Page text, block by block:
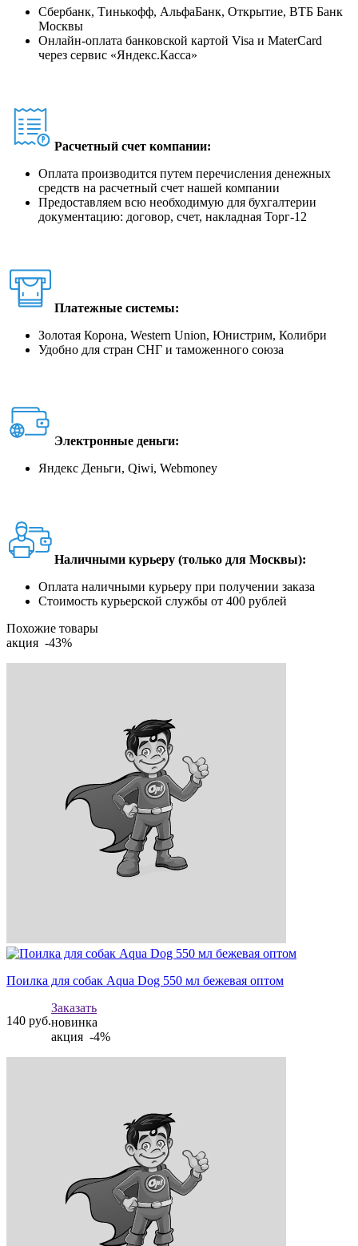
Сбербанк, Тинькофф, АльфаБанк, Открытие, ВТБ Банк
Москвы
Онлайн-оплата банковской картой Visa и MaterCard
через сервис «Яндекс.Касса»
Расчетный счет компании:
Оплата производится путем перечисления денежных
средств на расчетный счет нашей компании
Предоставляем всю необходимую для бухгалтерии
документацию: договор, счет, накладная Торг-12
Платежные системы:
Золотая Корона, Western Union, Юнистрим, Колибри
Удобно для стран СНГ и таможенного союза
Электронные деньги:
Яндекс Деньги, Qiwi, Webmoney
Наличными курьеру (только для Москвы):
Оплата наличными курьеру при получении заказа
Стоимость курьерской службы от 400 рублей
Похожие товары
акция -43%
Поилка для собак Aqua Dog 550 мл бежевая оптом
140 руб.
Заказать
новинка
акция -4%